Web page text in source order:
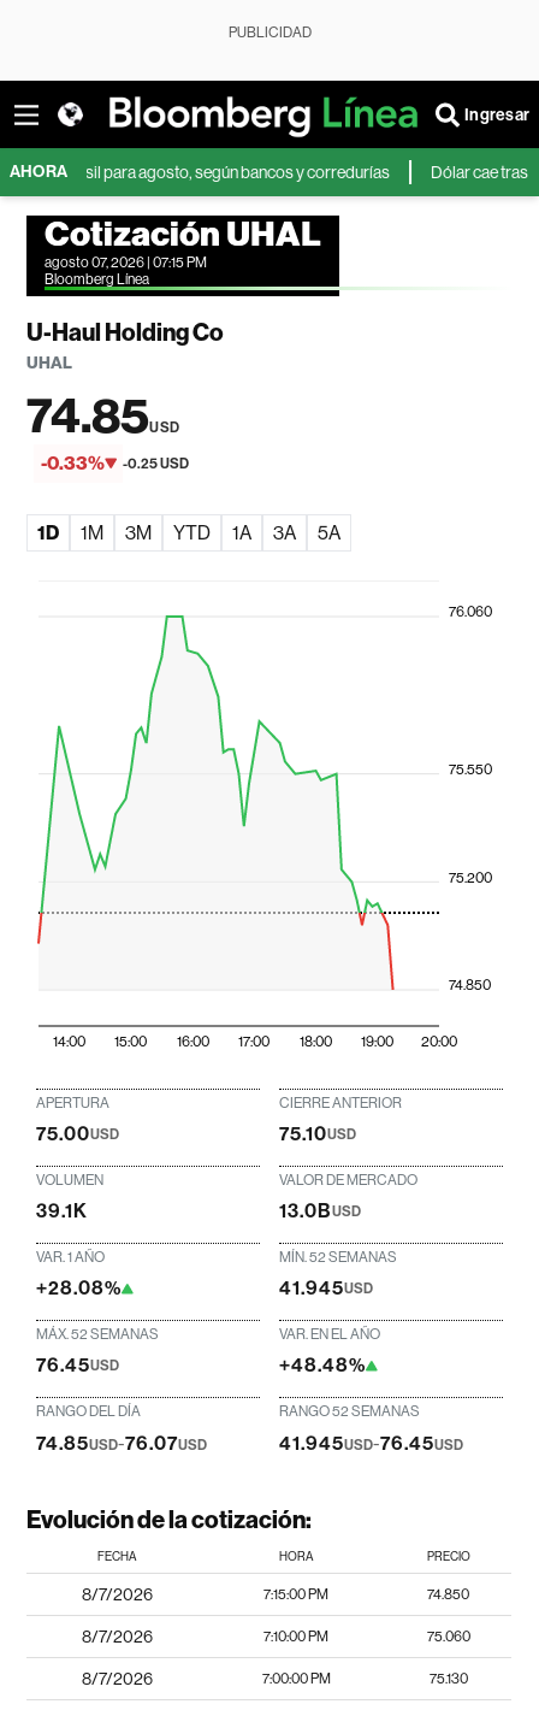
PUBLICIDAD
Ingresar
AHORApara agosto, según bancos y corredurías Dólar cae tras débil
Cotización UHAL
agosto 07, 2026 | 07:15 PM
Bloomberg Línea
U-Haul Holding Co
UHAL
74.85USD
-0.33% -0.25 USD
1D 1M 3M YTD 1A 3A 5A
14:00 15:00 16:00 17:00 18:00 19:00 20:00
74.850
75.200
75.550
76.060
APERTURA
75.00USD
CIERRE ANTERIOR
75.10USD
VOLUMEN
39.1K
VALOR DE MERCADO
13.0BUSD
VAR. 1 AÑO
+28.08%
MÍN. 52 SEMANAS
41.945USD
MÁX. 52 SEMANAS
76.45USD
VAR. EN EL AÑO
+48.48%
RANGO DEL DÍA
74.85USD-76.07USD
RANGO 52 SEMANAS
41.945USD-76.45USD
Evolución de la cotización:
FECHA HORA PRECIO
8/7/2026 7:15:00 PM 74.850
8/7/2026 7:10:00 PM 75.060
8/7/2026 7:00:00 PM 75.130